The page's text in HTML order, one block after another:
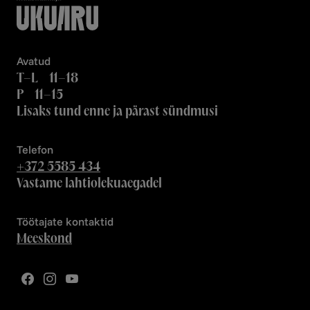
Avatud
T–L 11–18
P 11–15
Lisaks tund enne ja pärast sündmusi
Telefon
+372 5585 434
Vastame lahtiolekuaegadel
Töötajate kontaktid
Meeskond